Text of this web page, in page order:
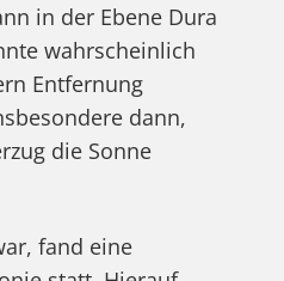
in der Ebene Dura
wahrscheinlich
Entfernung
dann,
die Sonne
fand eine